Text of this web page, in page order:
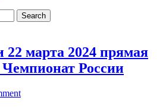
марта 2024 прямая
России